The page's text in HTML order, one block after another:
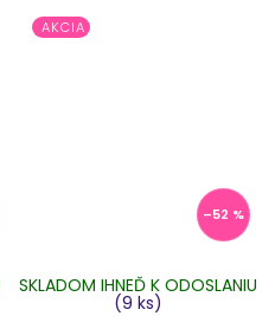
AKCIA
–52 %
SKLADOM IHNEĎ K ODOSLANIU
(9 ks)